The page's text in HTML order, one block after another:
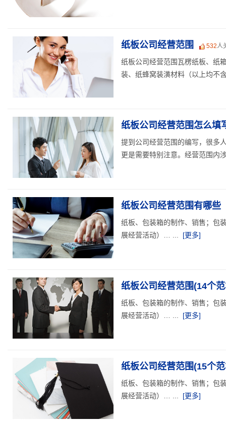
纸板公司经营范围 532人
纸板公司经营范围瓦楞纸板、纸
装、纸蜂窝装潢材料（以上均不
纸板公司经营范围怎么填
提到公司经营范围的编写，很多
更是需要特别注意。经营范围内
纸板公司经营范围有哪些
纸板、包装箱的制作、销售；包
展经营活动）… ...
[更多]
纸板公司经营范围(14个
纸板、包装箱的制作、销售；包
展经营活动）… ...
[更多]
纸板公司经营范围(15个
纸板、包装箱的制作、销售；包
展经营活动）… ...
[更多]